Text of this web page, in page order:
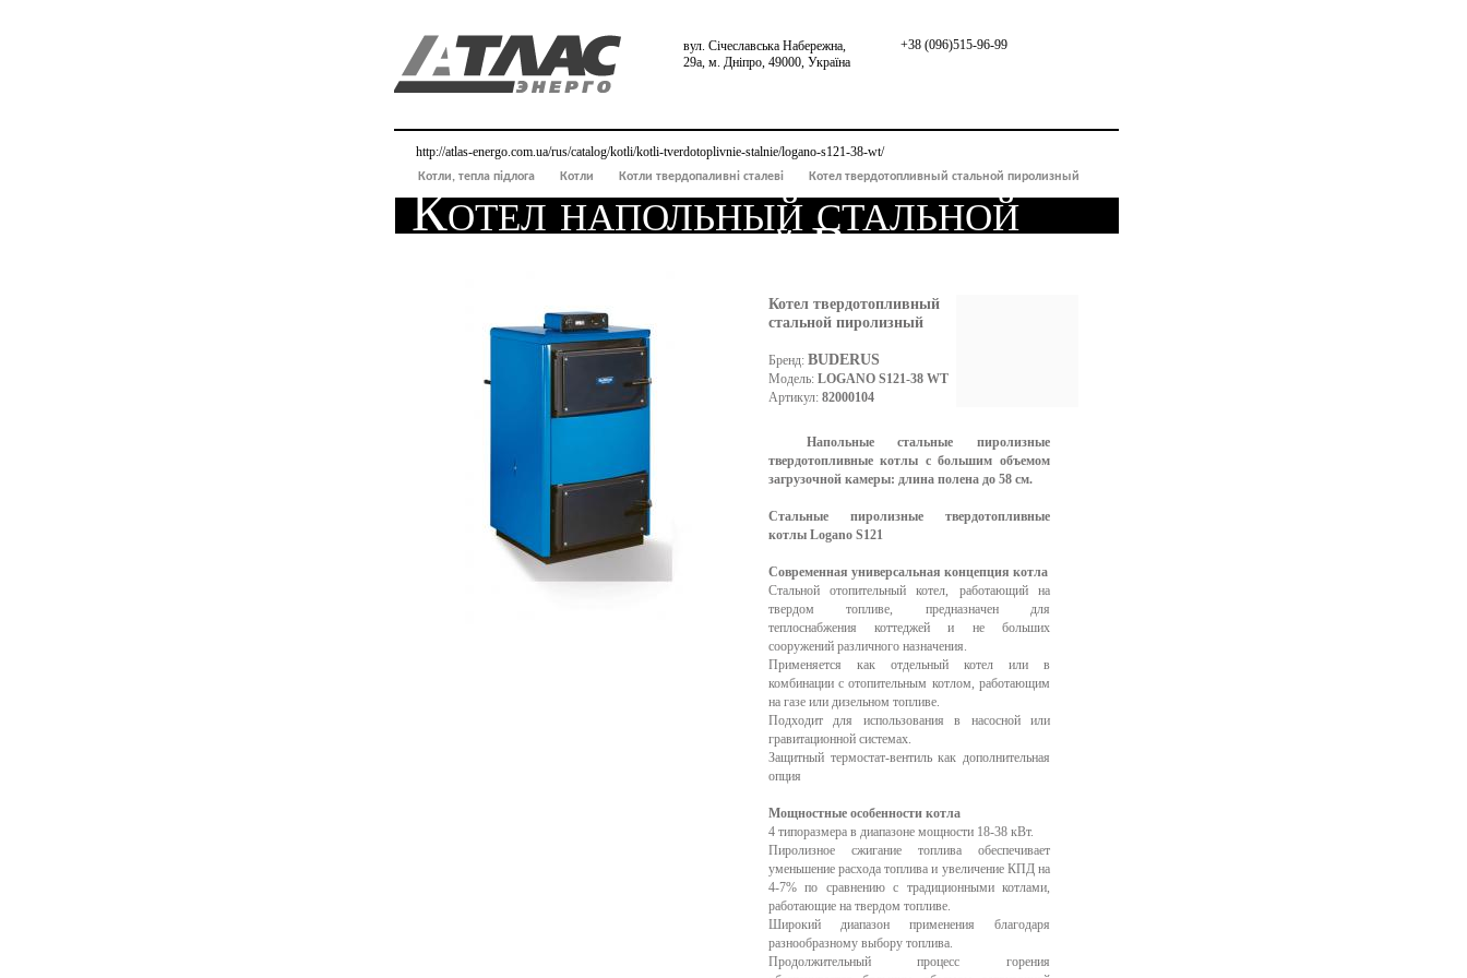
вул. Січеславська Набережна,
29а, м. Дніпро, 49000, Україна
+38 (096)515-96-99
http://atlas-energo.com.ua/rus/catalog/kotli/kotli-tverdotoplivnie-stalnie/logano-s121-38-wt/
Котли, тепла підлога Котли Котли твердопаливні сталеві Котел твердотопливный стальной пиролизный
Котел напольный стальной
твердотопливный Buderus
Котел твердотопливный
стальной пиролизный
Бренд: BUDERUS
Модель: LOGANO S121-38 WT
Артикул: 82000104
Напольные стальные пиролизные
твердотопливные котлы с большим объемом
загрузочной камеры: длина полена до 58 см.
Cтальные пиролизные твердотопливные
котлы Logano S121
Современная универсальная концепция котла
Стальной отопительный котел, работающий на
твердом топливе, предназначен для
теплоснабжения коттеджей и не больших
сооружений различного назначения.
Применяется как отдельный котел или в
комбинации с отопительным котлом, работающим
на газе или дизельном топливе.
Подходит для использования в насосной или
гравитационной системах.
Защитный термостат-вентиль как дополнительная
опция
Мощностные особенности котла
4 типоразмера в диапазоне мощности 18-38 кВт.
Пиролизное сжигание топлива обеспечивает
уменьшение расхода топлива и увеличение КПД на
4-7% по сравнению с традиционными котлами,
работающие на твердом топливе.
Широкий диапазон применения благодаря
разнообразному выбору топлива.
Продолжительный процесс горения